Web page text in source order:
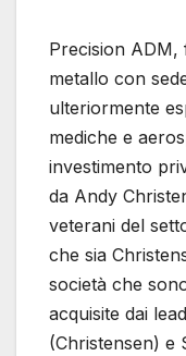
Precision
metallo con
ulteriormente
mediche e
investimento
da Andy
veterani del
che sia
società che
acquisite dai
(Christensen) e